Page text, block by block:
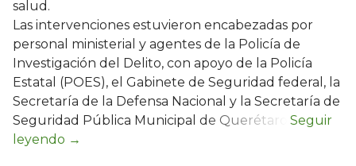
salud.
Las intervenciones estuvieron encabezadas por
personal ministerial y agentes de la Policía de
Investigación del Delito, con apoyo de la Policía
Estatal (POES), el Gabinete de Seguridad federal, la
Secretaría de la Defensa Nacional y la Secretaría de
Seguridad Pública Municipal de Querétaro.